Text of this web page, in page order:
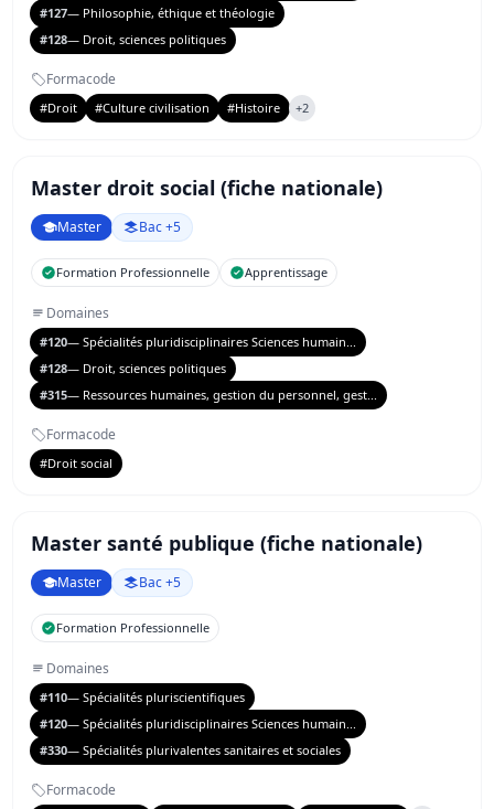
#127— Philosophie, éthique et théologie
#128— Droit, sciences politiques
Formacode
#Droit #Culture civilisation #Histoire +2
Master droit social (fiche nationale)
Master Bac +5
Formation Professionnelle Apprentissage
Domaines
#120— Spécialités pluridisciplinaires Sciences humain...
#128— Droit, sciences politiques
#315— Ressources humaines, gestion du personnel, gest...
Formacode
#Droit social
Master santé publique (fiche nationale)
Master Bac +5
Formation Professionnelle
Domaines
#110— Spécialités pluriscientifiques
#120— Spécialités pluridisciplinaires Sciences humain...
#330— Spécialités plurivalentes sanitaires et sociales
Formacode